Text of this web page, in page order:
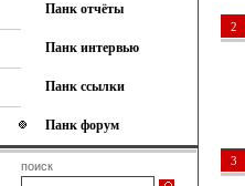
Панк отчёты
Панк интервью
Панк ссылки
Панк форум
поиск
2
3